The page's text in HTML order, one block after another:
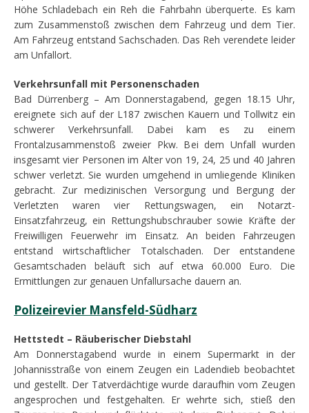
Höhe Schladebach ein Reh die Fahrbahn überquerte. Es kam
zum Zusammenstoß zwischen dem Fahrzeug und dem Tier.
Am Fahrzeug entstand Sachschaden. Das Reh verendete leider
am Unfallort.
Verkehrsunfall mit Personenschaden
Bad Dürrenberg – Am Donnerstagabend, gegen 18.15 Uhr,
ereignete sich auf der L187 zwischen Kauern und Tollwitz ein
schwerer Verkehrsunfall. Dabei kam es zu einem
Frontalzusammenstoß zweier Pkw. Bei dem Unfall wurden
insgesamt vier Personen im Alter von 19, 24, 25 und 40 Jahren
schwer verletzt. Sie wurden umgehend in umliegende Kliniken
gebracht. Zur medizinischen Versorgung und Bergung der
Verletzten waren vier Rettungswagen, ein Notarzt-
Einsatzfahrzeug, ein Rettungshubschrauber sowie Kräfte der
Freiwilligen Feuerwehr im Einsatz. An beiden Fahrzeugen
entstand wirtschaftlicher Totalschaden. Der entstandene
Gesamtschaden beläuft sich auf etwa 60.000 Euro. Die
Ermittlungen zur genauen Unfallursache dauern an.
Polizeirevier Mansfeld-Südharz
Hettstedt – Räuberischer Diebstahl
Am Donnerstagabend wurde in einem Supermarkt in der
Johannisstraße von einem Zeugen ein Ladendieb beobachtet
und gestellt. Der Tatverdächtige wurde daraufhin vom Zeugen
angesprochen und festgehalten. Er wehrte sich, stieß den